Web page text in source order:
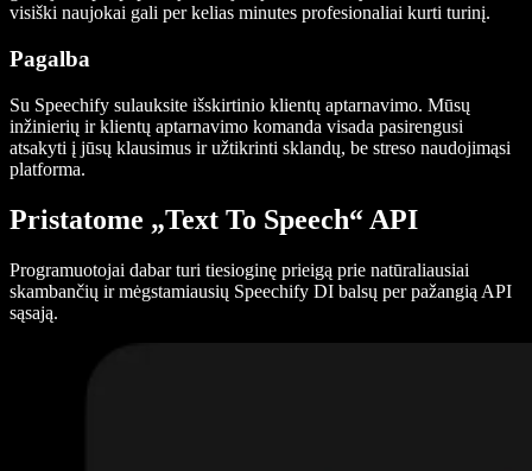
visiški naujokai gali per kelias minutes profesionaliai kurti turinį.
Pagalba
Su Speechify sulauksite išskirtinio klientų aptarnavimo. Mūsų
inžinierių ir klientų aptarnavimo komanda visada pasirengusi
atsakyti į jūsų klausimus ir užtikrinti sklandų, be streso naudojimąsi
platforma.
Pristatome „Text To Speech“ API
Programuotojai dabar turi tiesioginę prieigą prie natūraliausiai
skambančių ir mėgstamiausių Speechify DI balsų per pažangią API
sąsają.